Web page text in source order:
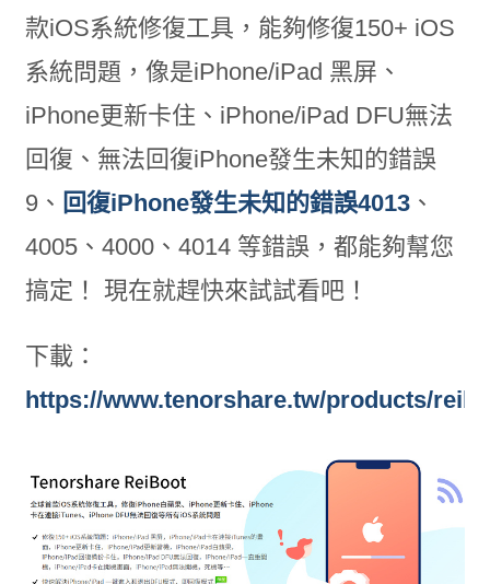
款iOS系統修復工具，能夠修復150+ iOS
系統問題，像是iPhone/iPad 黑屏、
iPhone更新卡住、iPhone/iPad DFU無法
回復、無法回復iPhone發生未知的錯誤
9、 回復iPhone發生未知的錯誤4013、
4005、4000、4014 等錯誤，都能夠幫您
搞定！ 現在就趕快來試試看吧！
下載：
https://www.tenorshare.tw/products/